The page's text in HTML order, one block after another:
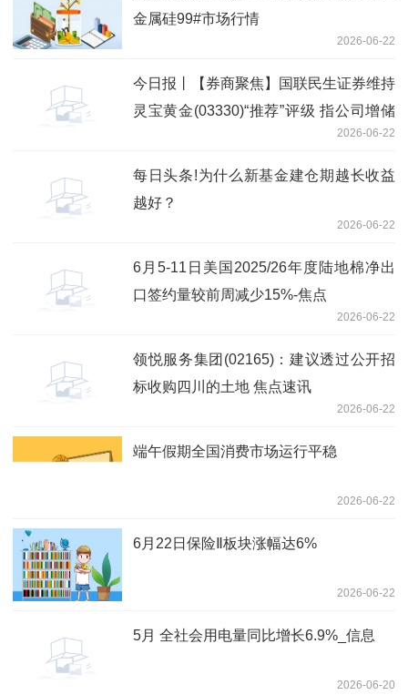
金属硅99#市场行情
2026-06-22
今日报丨【券商聚焦】国联民生证券维持
灵宝黄金(03330)“推荐”评级 指公司增储
2026-06-22
每日头条!为什么新基金建仓期越长收益
越好？
2026-06-22
6月5-11日美国2025/26年度陆地棉净出
口签约量较前周减少15%-焦点
2026-06-22
领悦服务集团(02165)：建议透过公开招
标收购四川的土地 焦点速讯
2026-06-22
端午假期全国消费市场运行平稳
2026-06-22
6月22日保险Ⅱ板块涨幅达6%
2026-06-22
5月 全社会用电量同比增长6.9%_信息
2026-06-20